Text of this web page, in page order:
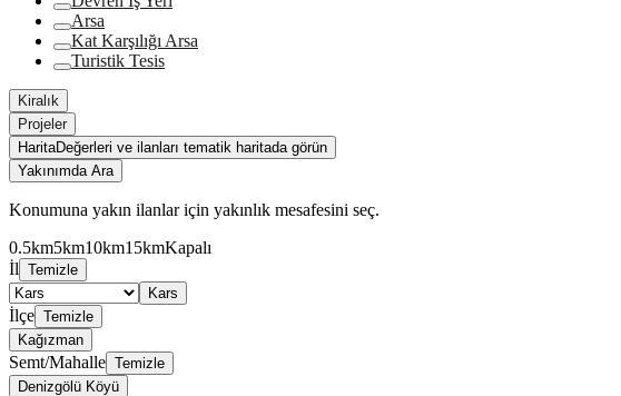
Arsa
Kat Karşılığı Arsa
Turistik Tesis
Kiralık
Projeler
HaritaDeğerleri ve ilanları tematik haritada görün
Yakınımda Ara
Konumuna yakın ilanlar için yakınlık mesafesini seç.
0.5km5km10km15kmKapalı
İl Temizle
Kars
İlçe Temizle
Kağızman
Semt/Mahalle Temizle
Denizgölü Köyü